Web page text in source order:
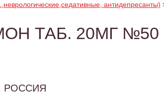
антидепресанты)
ТАБ. 20МГ №50
РОССИЯ